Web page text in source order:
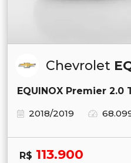
Chevrolet
EQUINOX Premier
2018/2019
R$ 113.900